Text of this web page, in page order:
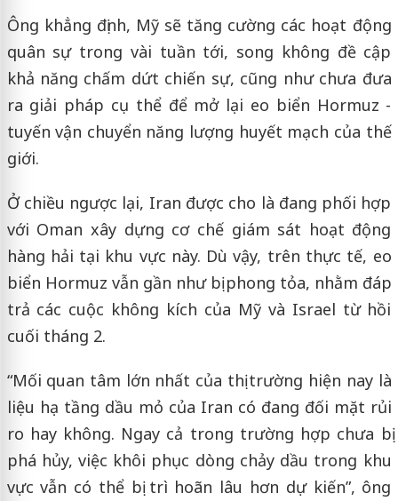
Ông khẳng định, Mỹ sẽ tăng cường các hoạt động
quân sự trong vài tuần tới, song không đề cập
khả năng chấm dứt chiến sự, cũng như chưa đưa
ra giải pháp cụ thể để mở lại eo biển Hormuz -
tuyến vận chuyển năng lượng huyết mạch của thế
giới.
Ở chiều ngược lại, Iran được cho là đang phối hợp
với Oman xây dựng cơ chế giám sát hoạt động
hàng hải tại khu vực này. Dù vậy, trên thực tế, eo
biển Hormuz vẫn gần như bị phong tỏa, nhằm đáp
trả các cuộc không kích của Mỹ và Israel từ hồi
cuối tháng 2.
“Mối quan tâm lớn nhất của thị trường hiện nay là
liệu hạ tầng dầu mỏ của Iran có đang đối mặt rủi
ro hay không. Ngay cả trong trường hợp chưa bị
phá hủy, việc khôi phục dòng chảy dầu trong khu
vực vẫn có thể bị trì hoãn lâu hơn dự kiến”, ông